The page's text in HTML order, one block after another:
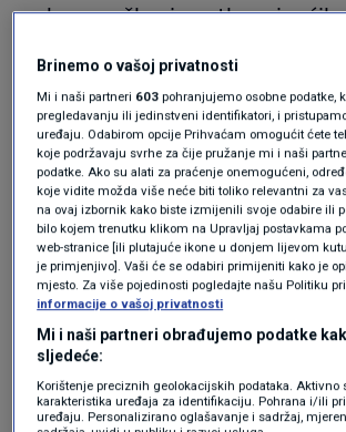
greben prošlog je petka priopćila
tijekom ljeta bila pogođena
toplinskim stresom", koji na
pada između prosinca i veljače.
Morski toplinski valovi utječu na
štete vrstama i štete turizmu.
"Postaje tmurno i dolazimo do
možemo u kontroliranom
okruženju čak ni simulirati
Brinemo o vašoj privatnosti
Mi i naši partneri 603 pohranjujemo osobne podatke,
pregledavanju ili jedinstveni identifikatori, i
uređaju. Odabirom opcije Prihvaćam omogućit ćete
koje podržavaju svrhe za čije pružanje mi i naši
podatke. Ako su alati za praćenje onemogućeni,
koje vidite možda više neće biti toliko relevantni za
na ovaj izbornik kako biste izmijenili svoje odabire ili
bilo kojem trenutku klikom na Upravljaj postavkama
web-stranice [ili plutajuće ikone u donjem lijevom
je primjenjivo]. Vaši će se odabiri primijeniti kako je
mjesto. Za više pojedinosti pogledajte našu Politiku
informacije o vašoj privatnosti
Mi i naši partneri obrađujemo podatke
sljedeće:
Korištenje preciznih geolokacijskih podataka. Aktivno
karakteristika uređaja za identifikaciju. Pohrana i/ili
uređaju. Personalizirano oglašavanje i sadržaj,